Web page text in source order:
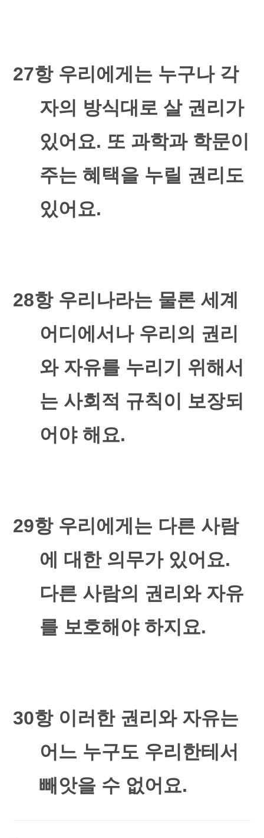
27항 우리에게는 누구나 각
자의 방식대로 살 권리가
있어요. 또 과학과 학문이
주는 혜택을 누릴 권리도
있어요.
28항 우리나라는 물론 세계
어디에서나 우리의 권리
와 자유를 누리기 위해서
는 사회적 규칙이 보장되
어야 해요.
29항 우리에게는 다른 사람
에 대한 의무가 있어요.
다른 사람의 권리와 자유
를 보호해야 하지요.
30항 이러한 권리와 자유는
어느 누구도 우리한테서
빼앗을 수 없어요.